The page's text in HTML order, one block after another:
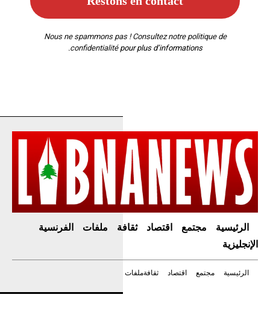
Nous ne spammons pas ! Consultez notre politique de
confidentialitépour plus d’informations.
الرئيسية مجتمع اقتصاد ثقافة ملفات
الفرنسية
الإنجليزية
الرئيسية مجتمع اقتصاد ثقافةملفات